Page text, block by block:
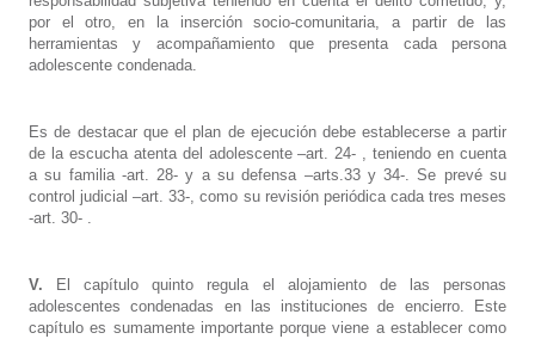
por el otro, en la inserción socio-comunitaria, a partir de las
herramientas y acompañamiento que presenta cada persona
adolescente condenada.
Es de destacar que el plan de ejecución debe establecerse a partir
de la escucha atenta del adolescente –art. 24- , teniendo en cuenta
a su familia -art. 28- y a su defensa –arts.33 y 34-. Se prevé su
control judicial –art. 33-, como su revisión periódica cada tres meses
-art. 30- .
V. El capítulo quinto regula el alojamiento de las personas
adolescentes condenadas en las instituciones de encierro. Este
capítulo es sumamente importante porque viene a establecer como